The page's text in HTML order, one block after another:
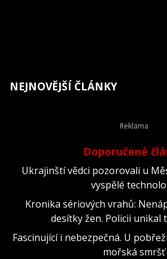
NEJNOVĚJŠÍ ČLÁNKY
Doporučené
Ukrajinští vědci pozorovali u
vyspělé
Kronika sériových vrahů:
desítky žen. Policii unikal
Fascinující i nebezpečná. U
mořská smršť